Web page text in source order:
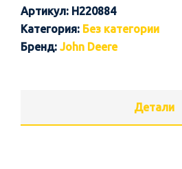
Артикул: H220884
Категория: Без категории
Бренд: John Deere
Детали